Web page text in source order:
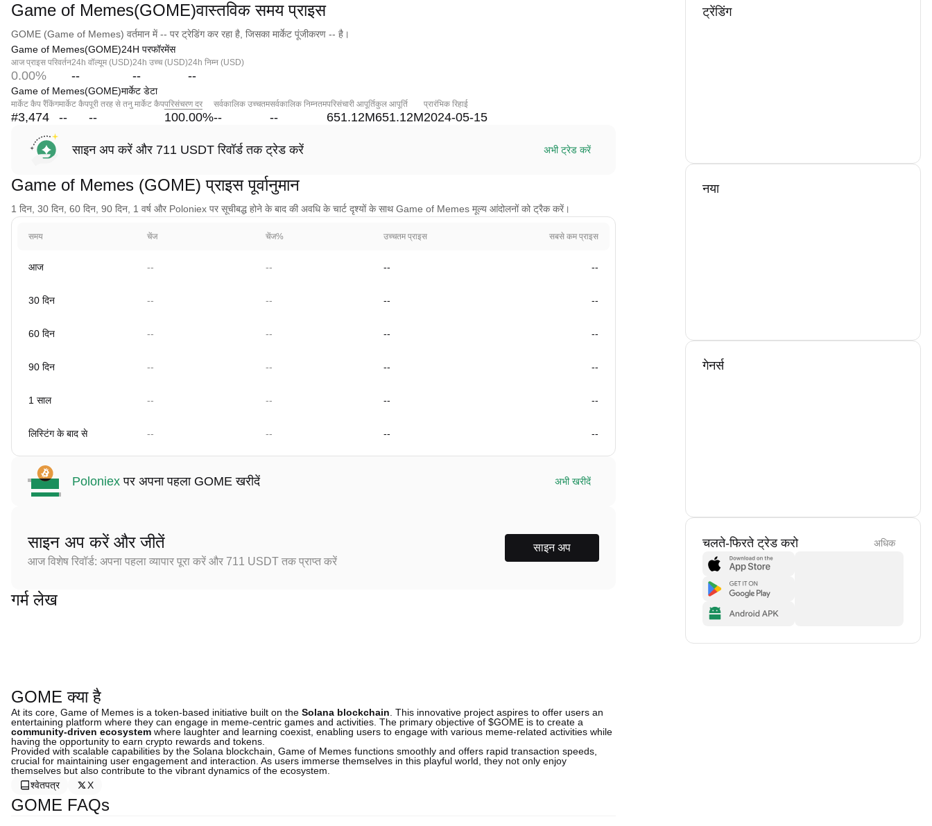
Game of Memes(GOME)वास्तविक समय प्राइस
GOME (Game of Memes) वर्तमान में -- पर ट्रेडिंग कर रहा है, जिसका मार्केट पूंजीकरण -- है।
Game of Memes(GOME)24H परफॉरमेंस
आज प्राइस परिवर्तन
0.00%
24h वॉल्यूम (USD)
--
24h उच्च (USD)
--
24h निम्न (USD)
--
Game of Memes(GOME)मार्केट डेटा
मार्केट कैप रैंकिंग
#3,474
मार्केट कैप
--
पूरी तरह से तनु मार्केट कैप
--
परिसंचरण दर
100.00%
सर्वकालिक उच्चतम
--
सर्वकालिक निम्नतम
--
परिसंचारी आपूर्ति
651.12M
कुल आपूर्ति
651.12M
प्रारंभिक रिहाई
2024-05-15
साइन अप करें और 711 USDT रिवॉर्ड तक ट्रेड करें अभी ट्रेड करें
Game of Memes (GOME) प्राइस पूर्वानुमान
1 दिन, 30 दिन, 60 दिन, 90 दिन, 1 वर्ष और Poloniex पर सूचीबद्ध होने के बाद की अवधि के चार्ट दृश्यों के साथ Game of Memes मूल्य आंदोलनों को ट्रैक करें।
समय चेंज चेंज% उच्चतम प्राइस सबसे कम प्राइस
आज -- -- -- --
30 दिन -- -- -- --
60 दिन -- -- -- --
90 दिन -- -- -- --
1 साल -- -- -- --
लिस्टिंग के बाद से -- -- -- --
Poloniex पर अपना पहला GOME खरीदें अभी खरीदें
साइन अप करें और जीतें
आज विशेष रिवॉर्ड: अपना पहला व्यापार पूरा करें और 711 USDT तक प्राप्त करें
साइन अप
गर्म लेख
GOME क्या है
At its core, Game of Memes is a token-based initiative built on the Solana blockchain . This innovative project aspires to offer users an
entertaining platform where they can engage in meme-centric games and activities. The primary objective of $GOME is to create a
community-driven ecosystem where laughter and learning coexist, enabling users to engage with various meme-related activities while
having the opportunity to earn crypto rewards and tokens.
Provided with scalable capabilities by the Solana blockchain, Game of Memes functions smoothly and offers rapid transaction speeds,
crucial for maintaining user engagement and interaction. As users immerse themselves in this playful world, they not only enjoy
themselves but also contribute to the vibrant dynamics of the ecosystem.
श्वेतपत्र
X
GOME FAQs
ट्रेंडिंग
नया
गेनर्स
चलते-फिरते ट्रेड करो अधिक